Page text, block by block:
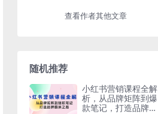
查看作者其他文章
随机推荐
小红书营销课程全解
析，从品牌矩阵到爆
款笔记，打造品牌霸